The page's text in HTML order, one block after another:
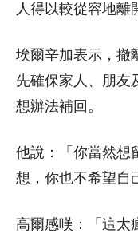
人得以較從容地離
埃爾辛加表示，撤
先確保家人、朋友
想辦法補回。
他說：「你當然想
想，你也不希望自
高爾感嘆：「這太